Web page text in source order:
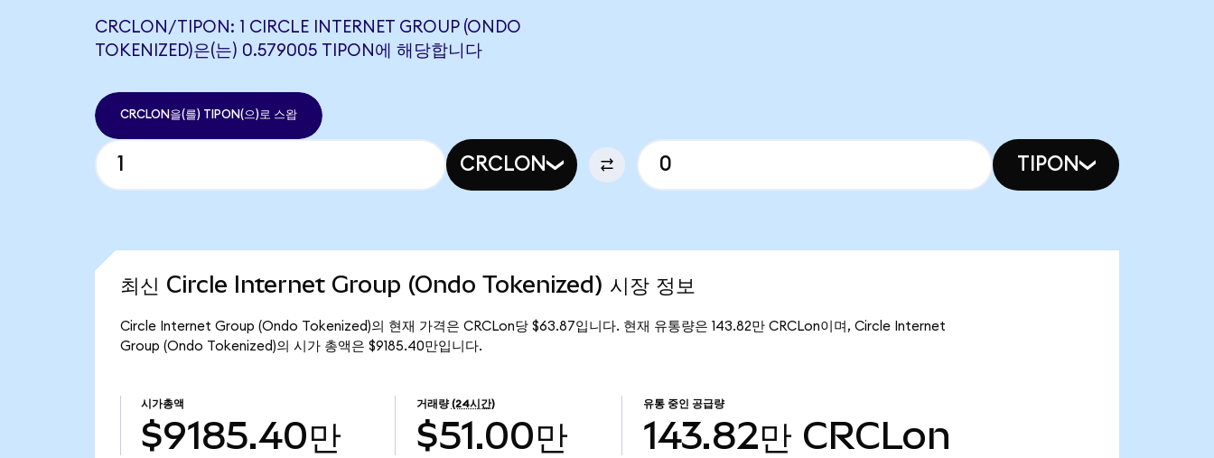
CRCLON/TIPON: 1 CIRCLE INTERNET GROUP (ONDO
TOKENIZED)은(는) 0.579005 TIPON에 해당합니다
CRCLON을(를) TIPON(으)로 스왑
CRCLON TIPON
최신 Circle Internet Group (Ondo Tokenized) 시장 정보
Circle Internet Group (Ondo Tokenized)의 현재 가격은 CRCLon당 $63.87입니다. 현재 유통량은 143.82만 CRCLon이며, Circle Internet
Group (Ondo Tokenized)의 시가 총액은 $9185.40만입니다.
시가총액
$9185.40만
거래량 (24시간)
$51.00만
유통 중인 공급량
143.82만 CRCLon